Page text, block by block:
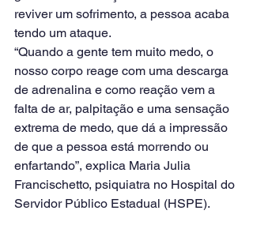
reviver um sofrimento, a pessoa acaba
tendo um ataque.
“Quando a gente tem muito medo, o
nosso corpo reage com uma descarga
de adrenalina e como reação vem a
falta de ar, palpitação e uma sensação
extrema de medo, que dá a impressão
de que a pessoa está morrendo ou
enfartando”, explica Maria Julia
Francischetto, psiquiatra no Hospital do
Servidor Público Estadual (HSPE).